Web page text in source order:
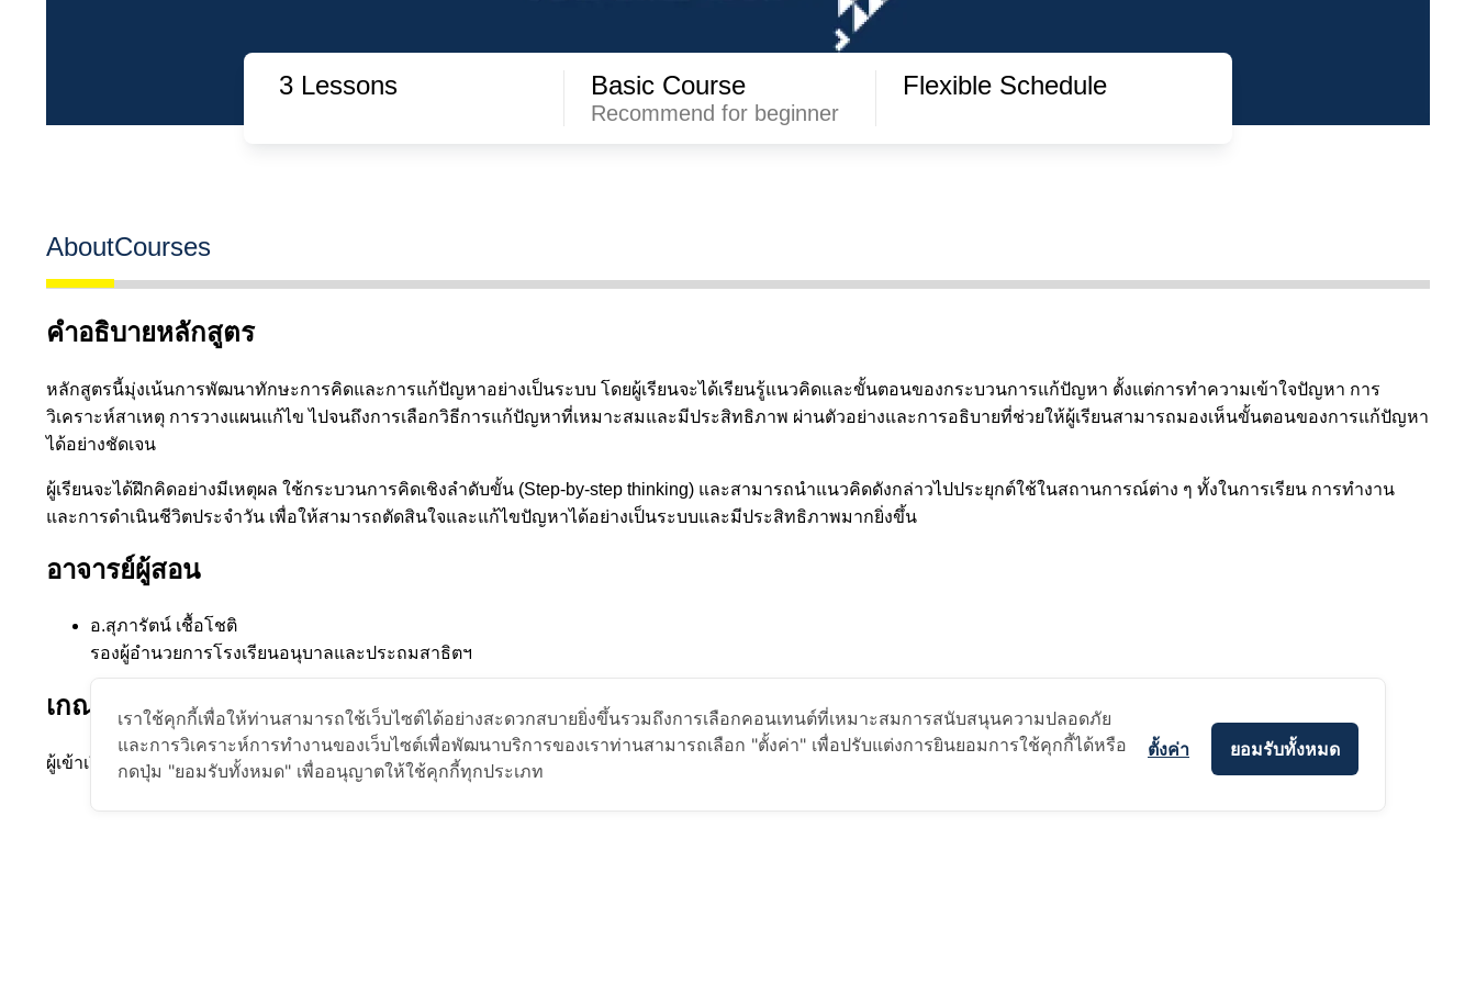
3 Lessons Basic Course
Recommend for beginner
Flexible Schedule
AboutCourses
คำอธิบายหลักสูตร
หลักสูตรนี้มุ่งเน้นการพัฒนาทักษะการคิดและการแก้ปัญหาอย่างเป็นระบบ โดยผู้เรียนจะได้เรียนรู้แนวคิดและขั้นตอนของกระบวนการแก้ปัญหา ตั้งแต่การทำความเข้าใจปัญหา การ
วิเคราะห์สาเหตุ การวางแผนแก้ไข ไปจนถึงการเลือกวิธีการแก้ปัญหาที่เหมาะสมและมีประสิทธิภาพ ผ่านตัวอย่างและการอธิบายที่ช่วยให้ผู้เรียนสามารถมองเห็นขั้นตอนของการแก้ปัญหา
ได้อย่างชัดเจน
ผู้เรียนจะได้ฝึกคิดอย่างมีเหตุผล ใช้กระบวนการคิดเชิงลำดับขั้น (Step-by-step thinking) และสามารถนำแนวคิดดังกล่าวไปประยุกต์ใช้ในสถานการณ์ต่าง ๆ ทั้งในการเรียน การทำงาน
และการดำเนินชีวิตประจำวัน เพื่อให้สามารถตัดสินใจและแก้ไขปัญหาได้อย่างเป็นระบบและมีประสิทธิภาพมากยิ่งขึ้น
อาจารย์ผู้สอน
อ.สุภารัตน์ เชื้อโชติ
รองผู้อำนวยการโรงเรียนอนุบาลและประถมสาธิตฯ
เกณฑ์การพิจารณา
ผู้เข้าเรียนต้องเข้าเรียนให้จบ และทำแบบทดสอบผ่าน 80% ผู้เรียนจะได้รับ Certificate ผ่านแพลตฟอร์มออนไลน์
เราใช้คุกกี้เพื่อให้ท่านสามารถใช้เว็บไซต์ได้อย่างสะดวกสบายยิ่งขึ้นรวมถึงการเลือกคอนเทนต์ที่เหมาะสมการสนับสนุนความปลอดภัย
และการวิเคราะห์การทำงานของเว็บไซต์เพื่อพัฒนาบริการของเราท่านสามารถเลือก "ตั้งค่า" เพื่อปรับแต่งการยินยอมการใช้คุกกี้ได้หรือ
กดปุ่ม "ยอมรับทั้งหมด" เพื่ออนุญาตให้ใช้คุกกี้ทุกประเภท
ยอมรับทั้งหมด
ตั้งค่า